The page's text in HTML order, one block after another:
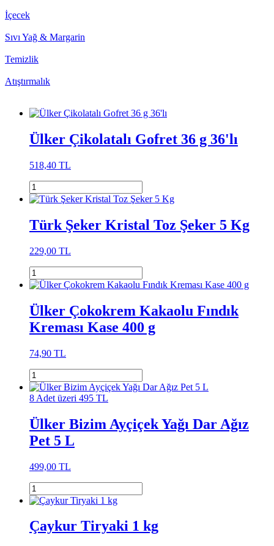
İçecek
Sıvı Yağ & Margarin
Temizlik
Atıştırmalık
Ülker Çikolatalı Gofret 36 g 36'lı
518,40 TL
Türk Şeker Kristal Toz Şeker 5 Kg
229,00 TL
Ülker Çokokrem Kakaolu Fındık
Kreması Kase 400 g
74,90 TL
8 Adet üzeri 495 TL
Ülker Bizim Ayçiçek Yağı Dar Ağız
Pet 5 L
499,00 TL
Çaykur Tiryaki 1 kg